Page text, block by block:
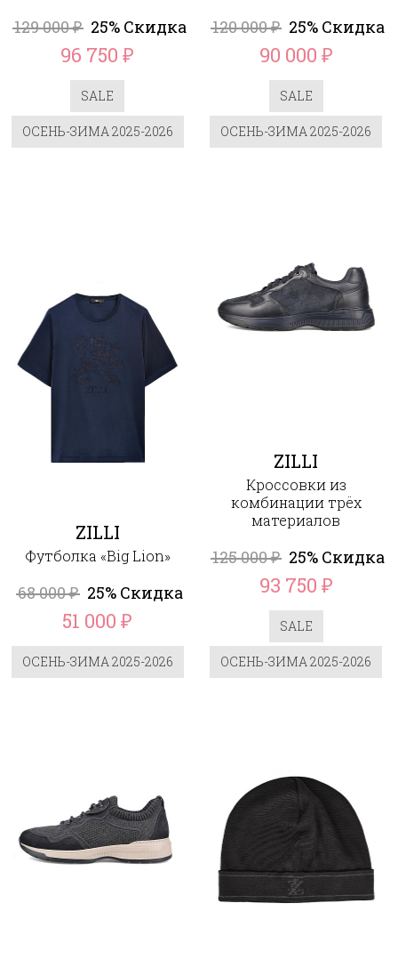
129 000₽ 25% Скидка
96 750₽
SALE
ОСЕНЬ-ЗИМА 2025-2026
120 000₽ 25% Скидка
90 000 ₽
SALE
ОСЕНЬ-ЗИМА 2025-2026
ZILLI
Футболка «Big Lion»
68 000₽ 25% Скидка
51 000₽
ОСЕНЬ-ЗИМА 2025-2026
ZILLI
Кроссовки из
комбинации трёх
материалов
125 000₽ 25% Скидка
93 750 ₽
SALE
ОСЕНЬ-ЗИМА 2025-2026